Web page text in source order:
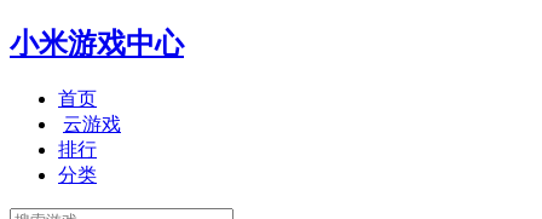
小米游戏中心
首页
云游戏
排行
分类